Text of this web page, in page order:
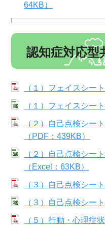
64KB）
認知症対応型
（１）フェイスシー
（１）フェイスシー
（２）自己点検シー
（PDF：439KB）
（２）自己点検シー
（Excel：63KB）
（３）自己点検シー
（３）自己点検シー
（５）行動・心理症